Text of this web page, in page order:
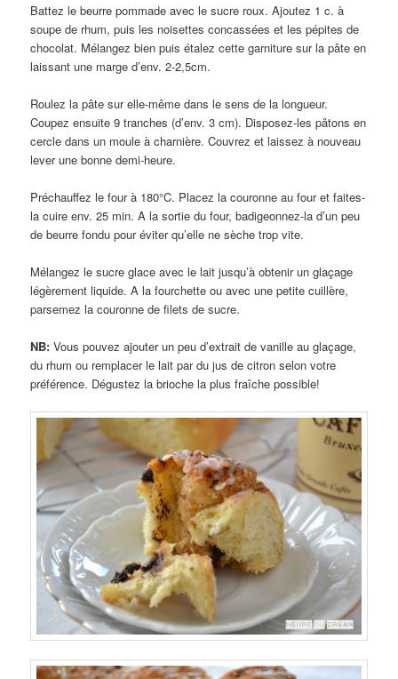
Battez le beurre pommade avec le sucre roux. Ajoutez 1 c. à
soupe de rhum, puis les noisettes concassées et les pépites de
chocolat. Mélangez bien puis étalez cette garniture sur la pâte en
laissant une marge d’env. 2-2,5cm.
Roulez la pâte sur elle-même dans le sens de la longueur.
Coupez ensuite 9 tranches (d’env. 3 cm). Disposez-les pâtons en
cercle dans un moule à charnière. Couvrez et laissez à nouveau
lever une bonne demi-heure.
Préchauffez le four à 180°C. Placez la couronne au four et faites-
la cuire env. 25 min. A la sortie du four, badigeonnez-la d’un peu
de beurre fondu pour éviter qu’elle ne sèche trop vite.
Mélangez le sucre glace avec le lait jusqu’à obtenir un glaçage
légèrement liquide. A la fourchette ou avec une petite cuillère,
parsemez la couronne de filets de sucre.
NB: Vous pouvez ajouter un peu d’extrait de vanille au glaçage,
du rhum ou remplacer le lait par du jus de citron selon votre
préférence. Dégustez la brioche la plus fraîche possible!